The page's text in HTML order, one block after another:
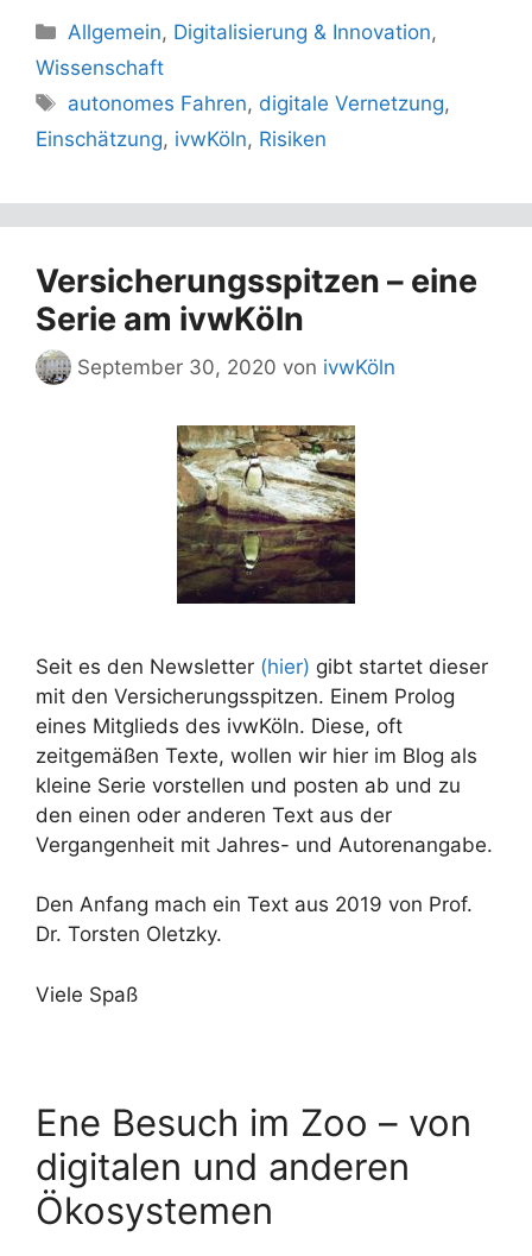
Kategorien
Allgemein, Digitalisierung & Innovation,
Wissenschaft
Schlagwörter
autonomes Fahren, digitale Vernetzung,
Einschätzung, ivwKöln, Risiken
Versicherungsspitzen – eine
Serie am ivwKöln
September 30, 2020 von ivwKöln
Seit es den Newsletter (hier) gibt startet dieser
mit den Versicherungsspitzen. Einem Prolog
eines Mitglieds des ivwKöln. Diese, oft
zeitgemäßen Texte, wollen wir hier im Blog als
kleine Serie vorstellen und posten ab und zu
den einen oder anderen Text aus der
Vergangenheit mit Jahres- und Autorenangabe.
Den Anfang mach ein Text aus 2019 von Prof.
Dr. Torsten Oletzky.
Viele Spaß
Ene Besuch im Zoo – von
digitalen und anderen
Ökosystemen